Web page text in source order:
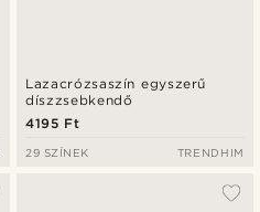
Lazacrózsaszín egyszerű
díszzsebkendő
4195 Ft
29 SZÍNEK TRENDHIM